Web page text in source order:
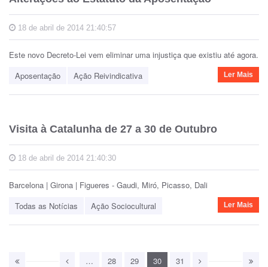
18 de abril de 2014 21:40:57
Este novo Decreto-Lei vem eliminar uma injustiça que existiu até agora.
Aposentação
Ação Reivindicativa Ler Mais
Visita à Catalunha de 27 a 30 de Outubro
18 de abril de 2014 21:40:30
Barcelona | Girona | Figueres - Gaudi, Miró, Picasso, Dali
Todas as Notícias
Ação Sociocultural Ler Mais
… 28 29 30 31